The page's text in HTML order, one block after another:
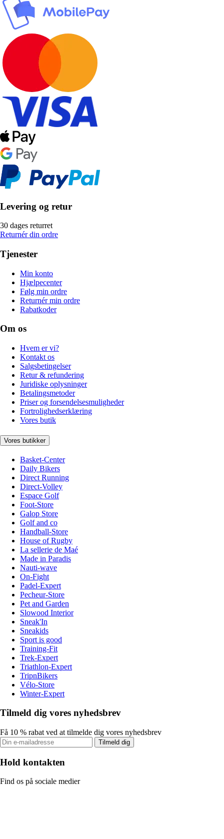
Levering og retur
30 dages returret
Returnér din ordre
Tjenester
Min konto
Hjælpecenter
Følg min ordre
Returnér min ordre
Rabatkoder
Om os
Hvem er vi?
Kontakt os
Salgsbetingelser
Retur & refundering
Juridiske oplysninger
Betalingsmetoder
Priser og forsendelsesmuligheder
Fortrolighedserklæring
Vores butik
Vores butikker
Basket-Center
Daily Bikers
Direct Running
Direct-Volley
Espace Golf
Foot-Store
Galop Store
Golf and co
Handball-Store
House of Rugby
La sellerie de Maé
Made in Paradis
Nauti-wave
On-Fight
Padel-Expert
Pecheur-Store
Pet and Garden
Slowood Interior
Sneak'In
Sneakids
Sport is good
Training-Fit
Trek-Expert
Triathlon-Expert
TripnBikers
Vélo-Store
Winter-Expert
Tilmeld dig vores nyhedsbrev
Få 10 % rabat ved at tilmelde dig vores nyhedsbrev
Tilmeld dig
Hold kontakten
Find os på sociale medier